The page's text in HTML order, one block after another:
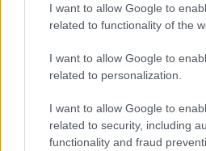
I want to allow Google to
related to functionality of the
I want to allow Google to
related to personalization.
I want to allow Google to
related to security, including
functionality and fraud